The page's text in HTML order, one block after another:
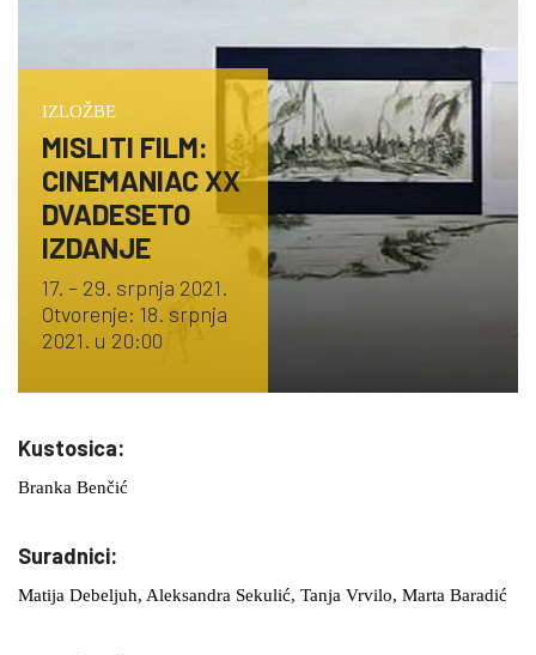
IZLOŽBE
MISLITI FILM:
CINEMANIAC XX
DVADESETO
IZDANJE
17. – 29. srpnja 2021.
Otvorenje: 18. srpnja
2021. u 20:00
Kustosica:
Branka Benčić
Suradnici:
Matija Debeljuh, Aleksandra Sekulić, Tanja Vrvilo, Marta Baradić